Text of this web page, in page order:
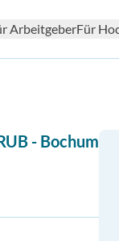
ArbeitgeberFür
- Bochum